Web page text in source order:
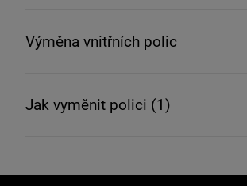
Výměna vnitřních polic
Jak vyměnit polici (1)